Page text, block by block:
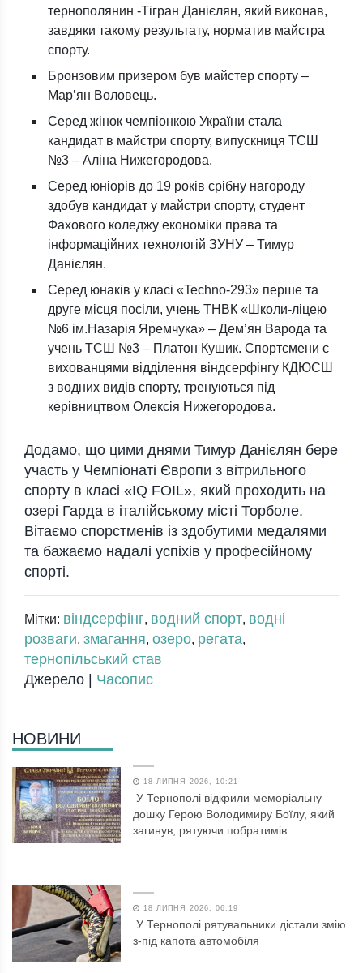
тернополянин -Тігран Данієлян, який виконав,
завдяки такому результату, норматив майстра
спорту.
Бронзовим призером був майстер спорту –
Мар’ян Воловець.
Серед жінок чемпіонкою України стала
кандидат в майстри спорту, випускниця ТСШ
№3 – Аліна Нижегородова.
Серед юніорів до 19 років срібну нагороду
здобув кандидат у майстри спорту, студент
Фахового коледжу економіки права та
інформаційних технологій ЗУНУ – Тимур
Данієлян.
Серед юнаків у класі «Techno-293» перше та
друге місця посіли, учень ТНВК «Школи-ліцею
№6 ім.Назарія Яремчука» – Дем’ян Варода та
учень ТСШ №3 – Платон Кушик. Спортсмени є
вихованцями відділення віндсерфінгу КДЮСШ
з водних видів спорту, тренуються під
керівництвом Олексія Нижегородова.
Додамо, що цими днями Тимур Данієлян бере
участь у Чемпіонаті Європи з вітрильного
спорту в класі «IQ FOIL», який проходить на
озері Гарда в італійському місті Торболе.
Вітаємо спорстменів із здобутими медалями
та бажаємо надалі успіхів у професійному
спорті.
Мітки: віндсерфінг, водний спорт, водні
розваги, змагання, озеро, регата,
тернопільський став
Джерело | Часопис
НОВИНИ
18 ЛИПНЯ 2026, 10:21
У Тернополі відкрили меморіальну
дошку Герою Володимиру Боїлу, який
загинув, рятуючи побратимів
18 ЛИПНЯ 2026, 06:19
У Тернополі рятувальники дістали змію
з-під капота автомобіля